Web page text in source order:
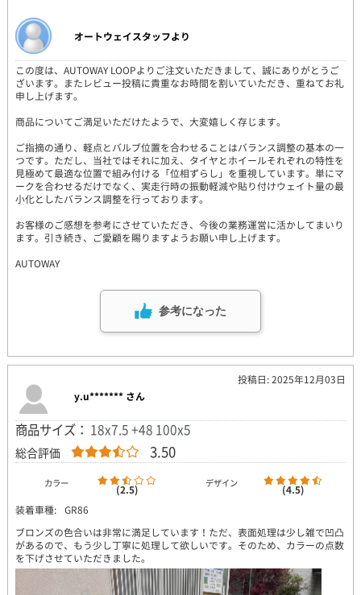
オートウェイスタッフより
この度は、AUTOWAY LOOPよりご注文いただきまして、誠にありがとうご
ざいます。またレビュー投稿に貴重なお時間を割いていただき、重ねてお礼
申し上げます。
商品についてご満足いただけたようで、大変嬉しく存じます。
ご指摘の通り、軽点とバルブ位置を合わせることはバランス調整の基本の一
つです。ただし、当社ではそれに加え、タイヤとホイールそれぞれの特性を
見極めて最適な位置で組み付ける「位相ずらし」を重視しています。単にマ
ークを合わせるだけでなく、実走行時の振動軽減や貼り付けウェイト量の最
小化としたバランス調整を行っております。
お客様のご感想を参考にさせていただき、今後の業務運営に活かしてまいり
ます。引き続き、ご愛顧を賜りますようお願い申し上げます。
AUTOWAY
参考になった
投稿日: 2025年12月03日
y.u******* さん
商品サイズ： 18x7.5 +48 100x5
総合評価 3.50
カラー (2.5) デザイン
(4.5)
装着車種: GR86
ブロンズの色合いは非常に満足しています！ただ、表面処理は少し雑で凹凸
があるので、もう少し丁寧に処理して欲しいです。そのため、カラーの点数
を下げさせていただきました。